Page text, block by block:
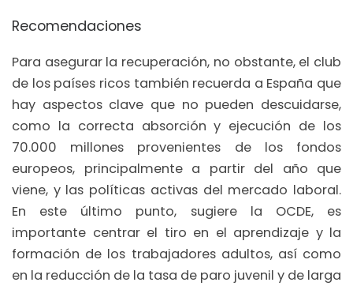
Recomendaciones
Para asegurar la recuperación, no obstante, el club
de los países ricos también recuerda a España que
hay aspectos clave que no pueden descuidarse,
como la correcta absorción y ejecución de los
70.000 millones provenientes de los fondos
europeos, principalmente a partir del año que
viene, y las políticas activas del mercado laboral.
En este último punto, sugiere la OCDE, es
importante centrar el tiro en el aprendizaje y la
formación de los trabajadores adultos, así como
en la reducción de la tasa de paro juvenil y de larga